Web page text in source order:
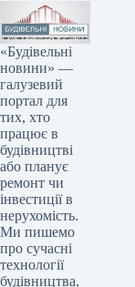
«Будівельні
новини» —
галузевий
портал для
тих, хто
працює в
будівництві
або планує
ремонт чи
інвестиції в
нерухомість.
Ми пишемо
про сучасні
технології
будівництва,